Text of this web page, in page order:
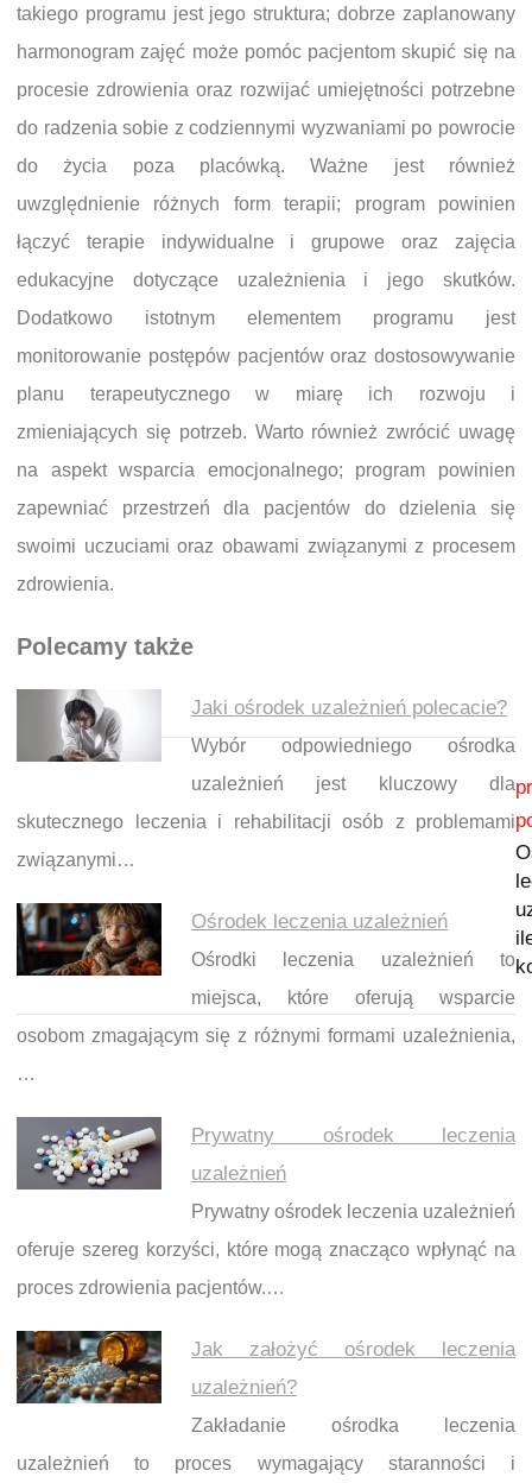
takiego programu jest jego struktura; dobrze zaplanowany
harmonogram zajęć może pomóc pacjentom skupić się na
procesie zdrowienia oraz rozwijać umiejętności potrzebne
do radzenia sobie z codziennymi wyzwaniami po powrocie
do życia poza placówką. Ważne jest również
uwzględnienie różnych form terapii; program powinien
łączyć terapie indywidualne i grupowe oraz zajęcia
edukacyjne dotyczące uzależnienia i jego skutków.
Dodatkowo istotnym elementem programu jest
monitorowanie postępów pacjentów oraz dostosowywanie
planu terapeutycznego w miarę ich rozwoju i
zmieniających się potrzeb. Warto również zwrócić uwagę
na aspekt wsparcia emocjonalnego; program powinien
zapewniać przestrzeń dla pacjentów do dzielenia się
swoimi uczuciami oraz obawami związanymi z procesem
zdrowienia.
Polecamy także
Jaki ośrodek uzależnień polecacie?
Wybór odpowiedniego ośrodka
uzależnień jest kluczowy dla
skutecznego leczenia i rehabilitacji osób z problemami
związanymi…
Ośrodek leczenia uzależnień
Ośrodki leczenia uzależnień to
miejsca, które oferują wsparcie
osobom zmagającym się z różnymi formami uzależnienia,
…
Prywatny ośrodek leczenia
uzależnień
Prywatny ośrodek leczenia uzależnień
oferuje szereg korzyści, które mogą znacząco wpłynąć na
proces zdrowienia pacjentów.…
Jak założyć ośrodek leczenia
uzależnień?
Zakładanie ośrodka leczenia
uzależnień to proces wymagający staranności i
Nawigacja wpisu